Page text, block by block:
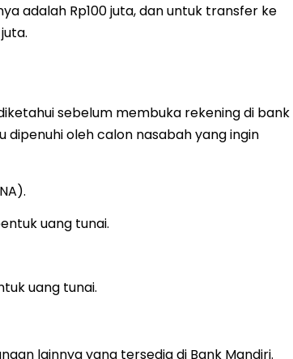
adalah Rp100 juta, dan untuk transfer ke
sebelum membuka rekening di bank
oleh calon nasabah yang ingin
uang tunai.
uang tunai.
lainnya yang tersedia di Bank Mandiri.